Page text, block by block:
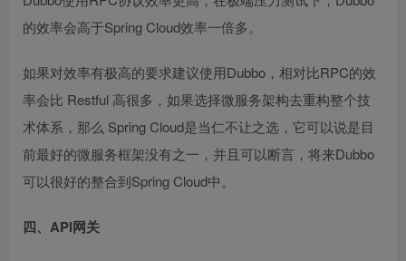
的效率会高于Spring Cloud效率一倍多。
如果对效率有极高的要求建议使用Dubbo，相对比RPC的效
率会比 Restful 高很多，如果选择微服务架构去重构整个技
术体系，那么 Spring Cloud是当仁不让之选，它可以说是目
前最好的微服务框架没有之一，并且可以断言，将来Dubbo
可以很好的整合到Spring Cloud中。
四、API网关